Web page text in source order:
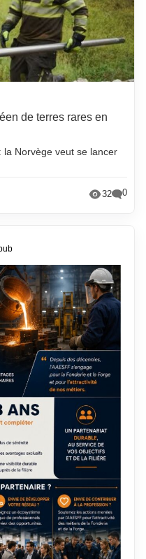
de terres rares en
Norvège veut se lancer
32 0